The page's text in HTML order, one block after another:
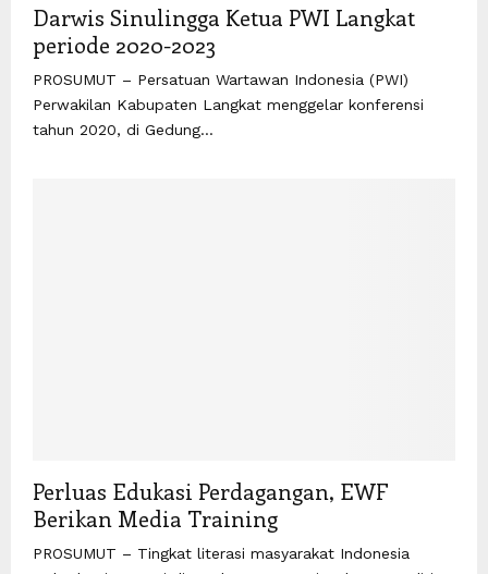
Darwis Sinulingga Ketua PWI Langkat
periode 2020-2023
PROSUMUT – Persatuan Wartawan Indonesia (PWI)
Perwakilan Kabupaten Langkat menggelar konferensi
tahun 2020, di Gedung...
Perluas Edukasi Perdagangan, EWF
Berikan Media Training
PROSUMUT – Tingkat literasi masyarakat Indonesia